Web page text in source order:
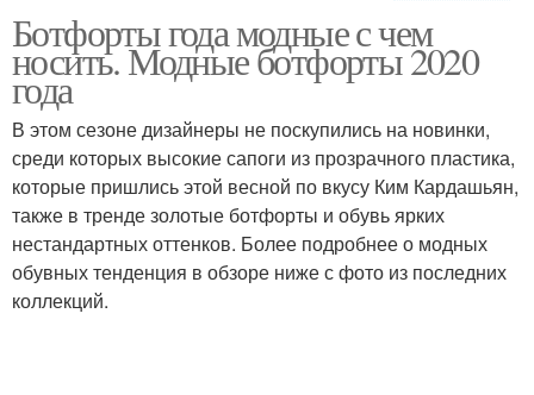
Вечерний образ Стильные образа
Модные образа Ботфорты с пуховиком
Пуховик с ботфортами
Ботфорты года модные с чем
носить. Модные ботфорты 2020
года
В этом сезоне дизайнеры не поскупились на новинки,
среди которых высокие сапоги из прозрачного пластика,
которые пришлись этой весной по вкусу Ким Кардашьян,
также в тренде золотые ботфорты и обувь ярких
нестандартных оттенков. Более подробнее о модных
обувных тенденция в обзоре ниже с фото из последних
коллекций.